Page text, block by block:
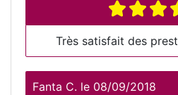
Très satisfait des
Fanta C. le 08/09/2018